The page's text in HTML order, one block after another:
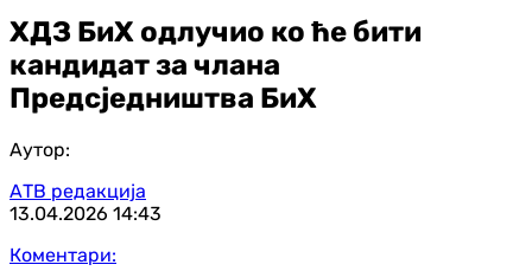
ХДЗ БиХ одлучио ко ће бити
кандидат за члана
Предсједништва БиХ
Аутор:
АТВ редакција
13.04.2026 14:43
Коментари: